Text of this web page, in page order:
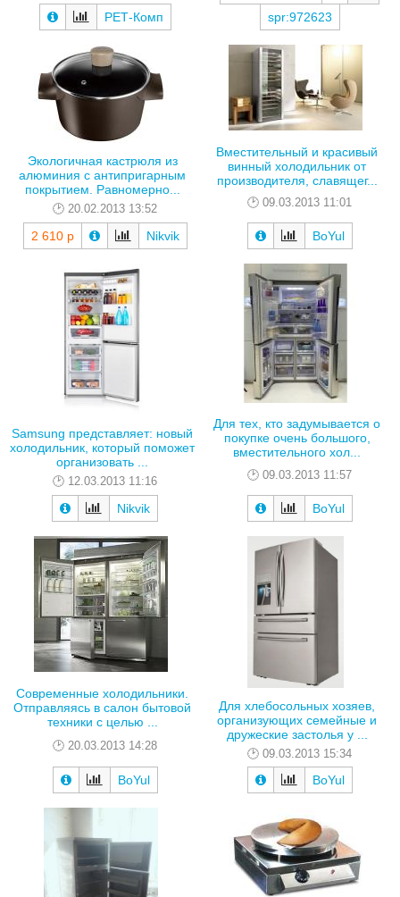
РЕТ-Комп
spr:972623
Экологичная кастрюля из
алюминия с антипригарным
покрытием. Равномерно...
20.02.2013 13:52
2 610 р Nikvik
Вместительный и красивый
винный холодильник от
производителя, славящег...
09.03.2013 11:01
BoYul
Samsung представляет: новый
холодильник, который поможет
организовать ...
12.03.2013 11:16
Nikvik
Для тех, кто задумывается о
покупке очень большого,
вместительного хол...
09.03.2013 11:57
BoYul
Современные холодильники.
Отправляясь в салон бытовой
техники с целью ...
20.03.2013 14:28
BoYul
Для хлебосольных хозяев,
организующих семейные и
дружеские застолья у ...
09.03.2013 15:34
BoYul